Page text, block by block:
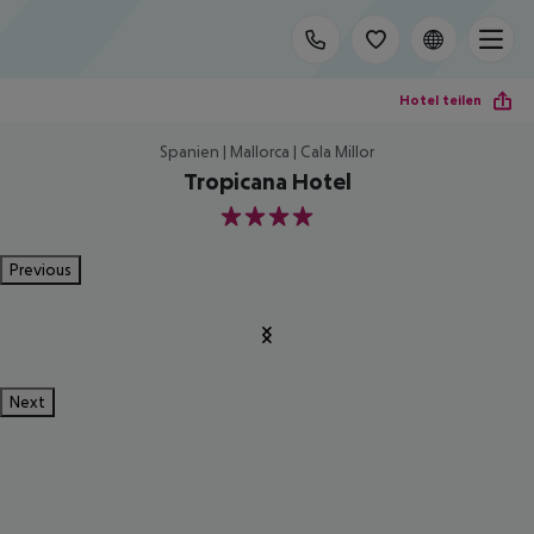
Hotel teilen
Spanien | Mallorca | Cala Millor
Tropicana Hotel
4
Previous
Next